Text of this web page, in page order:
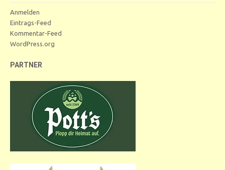
Anmelden
Eintrags-Feed
Kommentar-Feed
WordPress.org
PARTNER